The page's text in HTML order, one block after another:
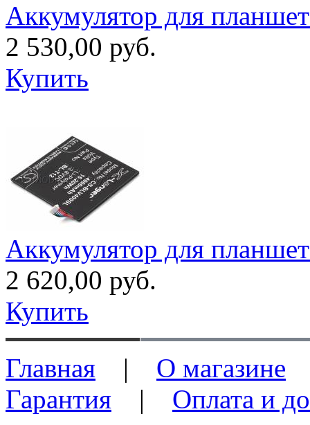
Аккумулятор для
2 530,00 руб.
Купить
Аккумулятор для
2 620,00 руб.
Купить
Главная | О магазине
Гарантия | Оплата и